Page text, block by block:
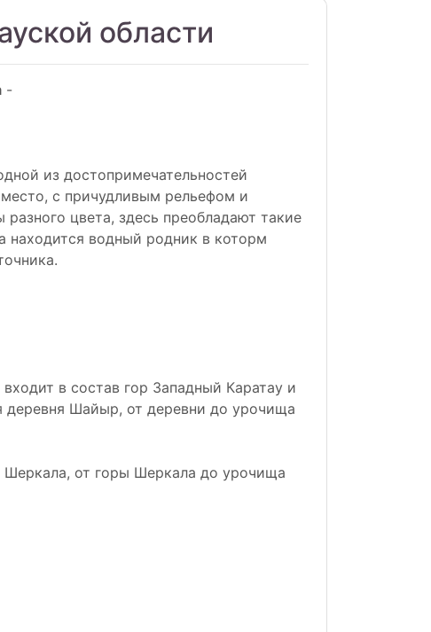
области
-
из достопримечательностей
с причудливым рельефом и
цвета, здесь преобладают такие
находится водный родник в которм
в состав гор Западный Каратау и
деревня Шайыр, от деревни до урочища
Шеркала, от горы Шеркала до урочища